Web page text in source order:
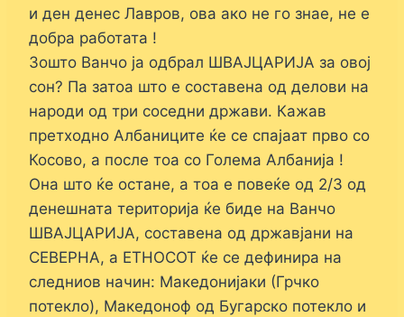
и ден денес Лавров, ова ако не го знае, не е
добра работата !
Зошто Ванчо ја одбрал ШВАЈЦАРИЈА за овој
сон? Па затоа што е составена од делови на
народи од три соседни држави. Кажав
претходно Албаниците ќе се спајаат прво со
Косово, а после тоа со Голема Албанија !
Она што ќе остане, а тоа е повеќе од 2/3 од
денешната територија ќе биде на Ванчо
ШВАЈЦАРИЈА, составена од државјани на
СЕВЕРНА, а ЕТНОСОТ ќе се дефинира на
следниов начин: Македонијаки (Грчко
потекло), Македоноф од Бугарско потекло и